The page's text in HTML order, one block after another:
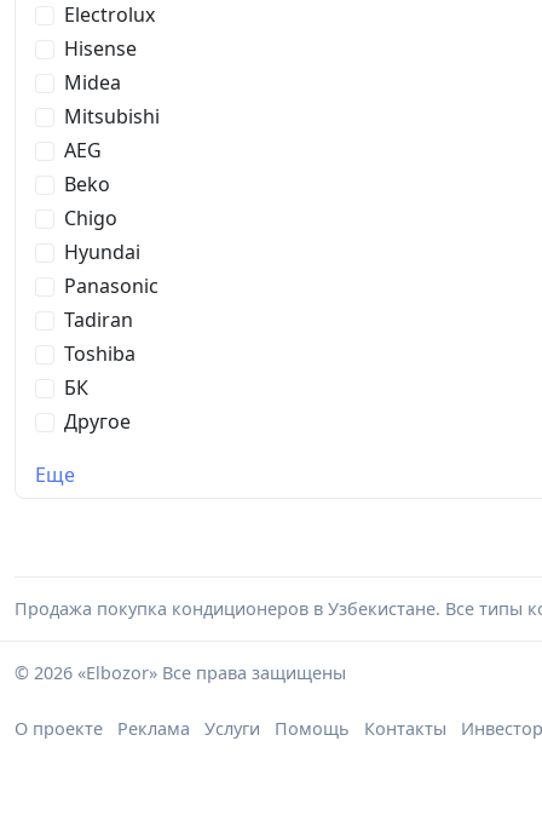
Electrolux
Hisense
Midea
Mitsubishi
AEG
Beko
Chigo
Hyundai
Panasonic
Tadiran
Toshiba
БК
Другое
Еще
Продажа покупка кондиционеров в Узбекистане. Все типы
© 2026 «Elbozor» Все права защищены
О проекте Реклама Услуги Помощь Контакты